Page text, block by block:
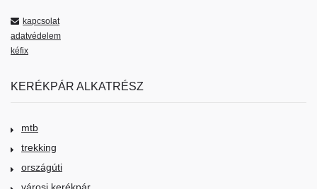
kapcsolat
adatvédelem
kéfix
KERÉKPÁR ALKATRÉSZ
mtb
trekking
országúti